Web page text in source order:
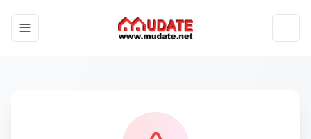
Toggle navigation menu